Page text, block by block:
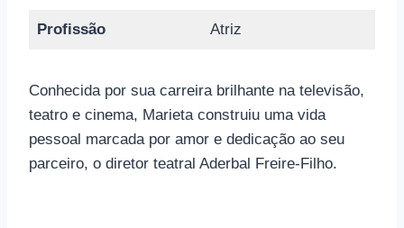
Profissão Atriz
Conhecida por sua carreira brilhante na televisão,
teatro e cinema, Marieta construiu uma vida
pessoal marcada por amor e dedicação ao seu
parceiro, o diretor teatral Aderbal Freire-Filho.